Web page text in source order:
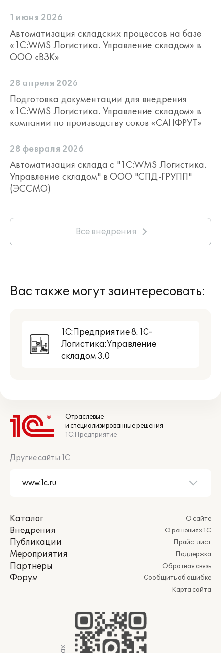
1 июня 2026
Автоматизация складских процессов на базе
«1С:WMS Логистика. Управление складом» в
ООО «ВЗК»
28 апреля 2026
Подготовка документации для внедрения
«1С:WMS Логистика. Управление складом» в
компании по производству соков «САНФРУТ»
28 февраля 2026
Автоматизация склада с "1С:WMS Логистика.
Управление складом" в ООО "СПД-ГРУПП"
(ЭССМО)
Все внедрения
Вас также могут заинтересовать:
1С:Предприятие 8. 1С-
Логистика:Управление
складом 3.0
Отраслевые
и специализированные решения
1С:Предприятие
Другие сайты 1С
Каталог
Внедрения
Публикации
Мероприятия
Партнеры
Форум
О сайте
О решениях 1С
Прайс-лист
Поддержка
Обратная связь
Сообщить об ошибке
Карта сайта